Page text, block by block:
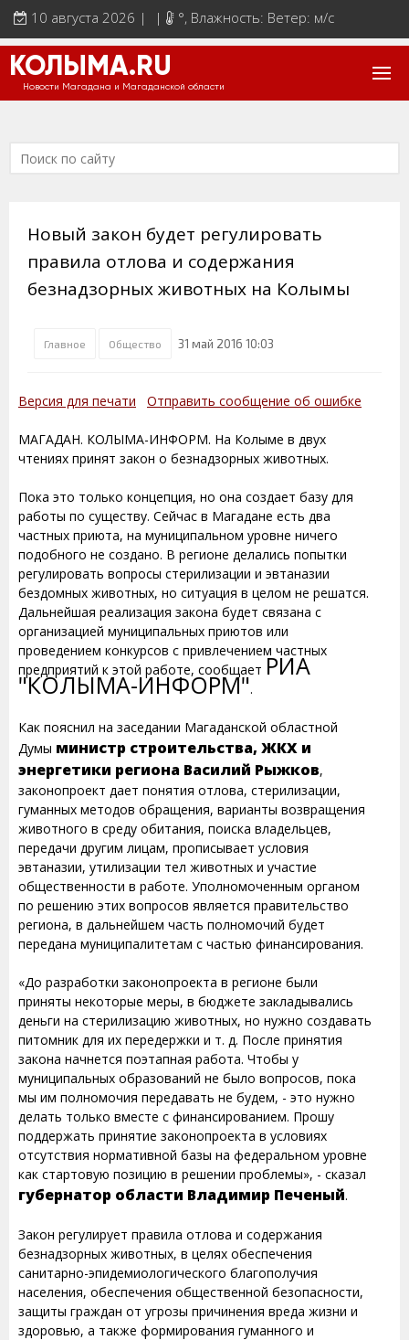
10 августа 2026 | | °, Влажность: Ветер: м/с
КОЛЫМА.RU
Новости Магадана и Магаданской области
Новый закон будет регулировать
правила отлова и содержания
безнадзорных животных на Колымы
Главное Общество 31 май 2016 10:03
Версия для печати Отправить сообщение об ошибке
МАГАДАН. КОЛЫМА-ИНФОРМ. На Колыме в двух
чтениях принят закон о безнадзорных животных.
Пока это только концепция, но она создает базу для
работы по существу. Сейчас в Магадане есть два
частных приюта, на муниципальном уровне ничего
подобного не создано. В регионе делались попытки
регулировать вопросы стерилизации и эвтаназии
бездомных животных, но ситуация в целом не решатся.
Дальнейшая реализация закона будет связана с
организацией муниципальных приютов или
проведением конкурсов с привлечением частных
предприятий к этой работе, сообщает РИА
"КОЛЫМА-ИНФОРМ".
Как пояснил на заседании Магаданской областной
Думы министр строительства, ЖКХ и
энергетики региона Василий Рыжков,
законопроект дает понятия отлова, стерилизации,
гуманных методов обращения, варианты возвращения
животного в среду обитания, поиска владельцев,
передачи другим лицам, прописывает условия
эвтаназии, утилизации тел животных и участие
общественности в работе. Уполномоченным органом
по решению этих вопросов является правительство
региона, в дальнейшем часть полномочий будет
передана муниципалитетам с частью финансирования.
«До разработки законопроекта в регионе были
приняты некоторые меры, в бюджете закладывались
деньги на стерилизацию животных, но нужно создавать
питомник для их передержки и т. д. После принятия
закона начнется поэтапная работа. Чтобы у
муниципальных образований не было вопросов, пока
мы им полномочия передавать не будем, - это нужно
делать только вместе с финансированием. Прошу
поддержать принятие законопроекта в условиях
отсутствия нормативной базы на федеральном уровне
как стартовую позицию в решении проблемы», - сказал
губернатор области Владимир Печеный.
Закон регулирует правила отлова и содержания
безнадзорных животных, в целях обеспечения
санитарно-эпидемиологического благополучия
населения, обеспечения общественной безопасности,
защиты граждан от угрозы причинения вреда жизни и
здоровью, а также формирования гуманного и